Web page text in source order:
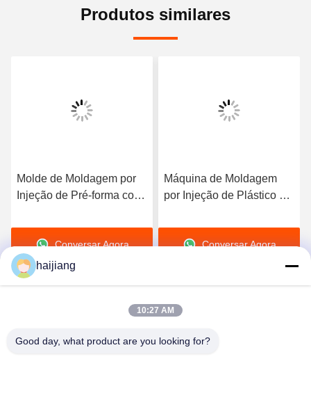
Produtos similares
Molde de Moldagem por
Injeção de Pré-forma com
LKM Otimizada para
Eficiência na Produção de
Peças Plásticas
Conversar Agora
Máquina de Moldagem
por Injeção de Plástico de
Componentes Techmation
Schneider Vickers e Base
Conversar Agora
Ningbo haijiang machinery manufacturing
haijiang
10:27 AM
Good day, what product are you looking for?